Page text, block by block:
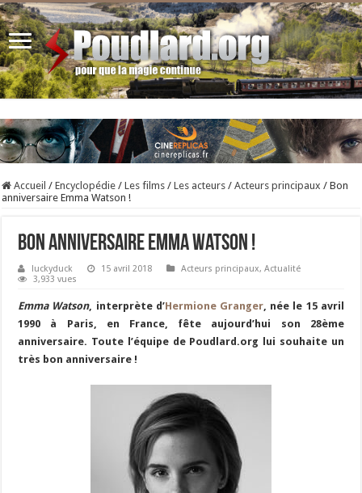
Accueil / Encyclopédie / Les films / Les acteurs / Acteurs principaux / Bon
anniversaire Emma Watson !
Bon anniversaire Emma Watson !
luckyduck 15 avril 2018 Acteurs principaux,Actualité
3,933 vues
Emma Watson, interprète d’Hermione Granger, née le 15 avril
1990 à Paris, en France, fête aujourd’hui son 28ème
anniversaire. Toute l’équipe de Poudlard.org lui souhaite un
très bon anniversaire !